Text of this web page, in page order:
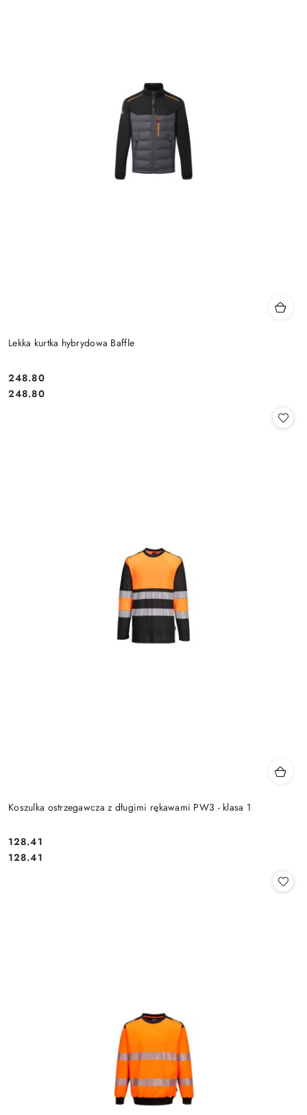
Lekka kurtka hybrydowa Baffle
Cena:
248.80
Cena:
248.80
Koszulka ostrzegawcza z długimi rękawami PW3 - klasa 1
Cena:
128.41
Cena:
128.41